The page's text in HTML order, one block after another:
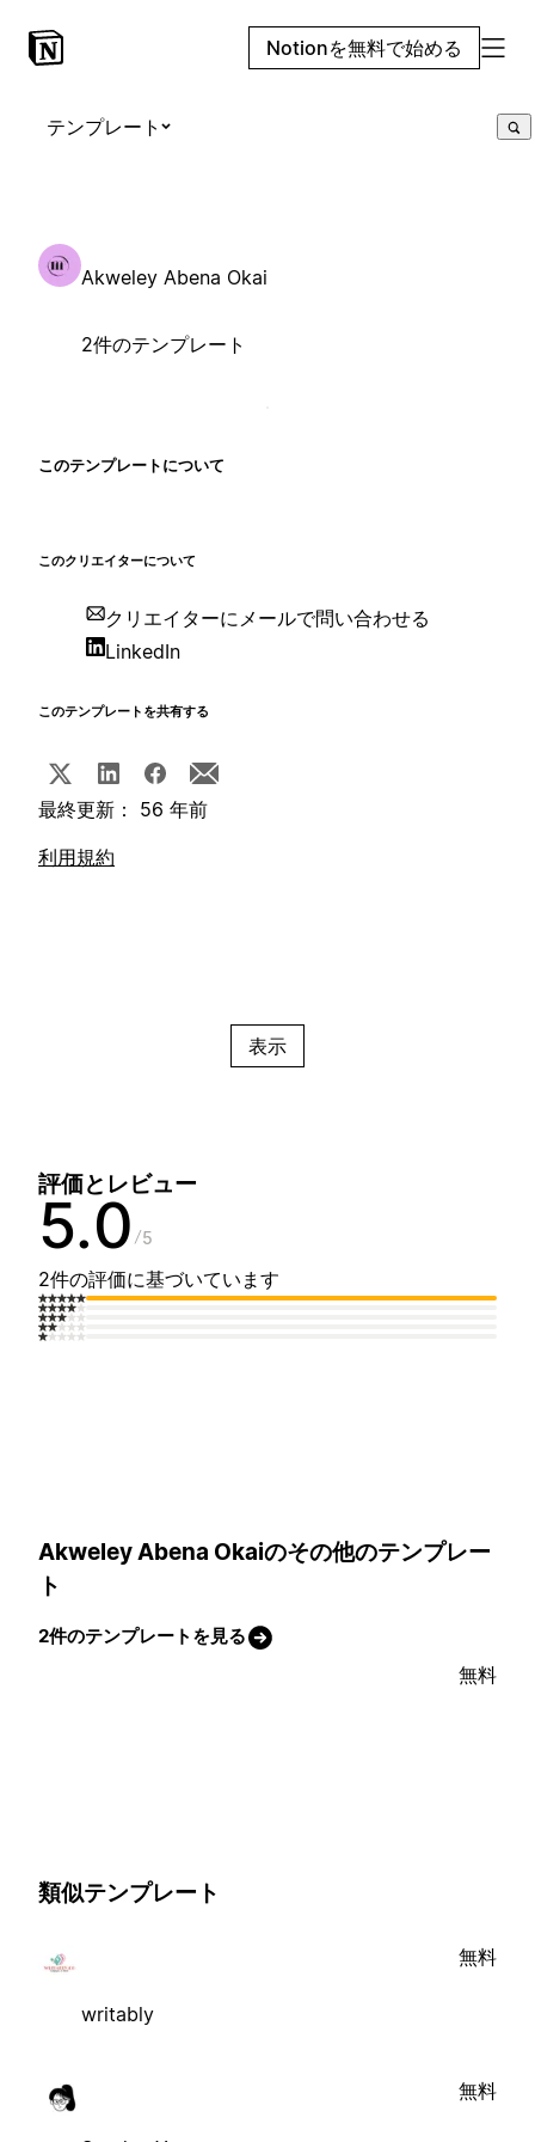
Notionを無料で始める
テンプレート
Akweley Abena Okai
2件のテンプレート
このテンプレートについて
このクリエイターについて
クリエイターにメールで問い合わせる
LinkedIn
このテンプレートを共有する
最終更新： 56 年前
利用規約
表示
評価とレビュー
5.0 5
2件の評価に基づいています
Akweley Abena Okaiのその他のテンプレー
ト
2件のテンプレートを見る
無料
類似テンプレート
writably
無料
無料